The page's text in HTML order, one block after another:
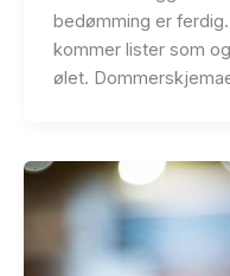
bedømming er
kommer lister som
ølet.